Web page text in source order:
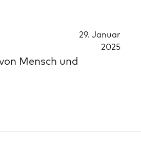
29. Januar
2025
Mensch und